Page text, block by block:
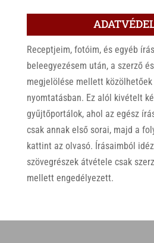
Receptjeim, fotóim, és egyéb
beleegyezésem után, a szerző
megjelölése mellett
nyomtatásban. Ez alól kivételt
gyűjtőportálok, ahol az egész
csak annak első sorai, majd a
kattint az olvasó. Írásaimból
szövegrészek átvétele csak
mellett engedélyezett.